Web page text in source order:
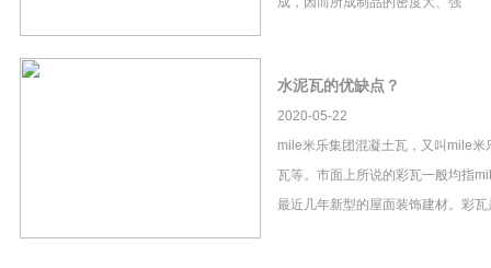
水泥瓦的优缺点？
2020-05-22
mile米乐集团混凝土瓦，又叫mile米
瓦等。市面上所说的彩瓦一般均指
最近几年新型的屋面装饰建材。彩